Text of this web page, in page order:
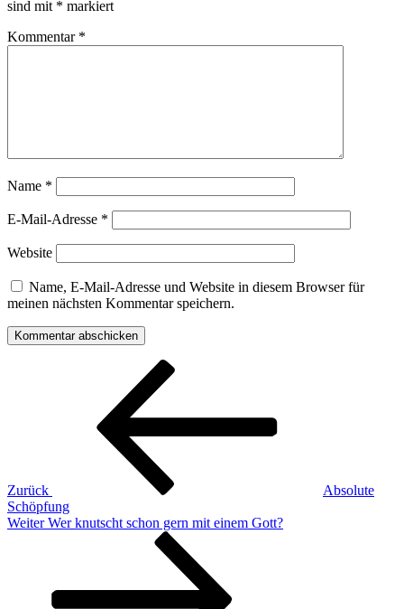
sind mit * markiert
Kommentar *
Name *
E-Mail-Adresse *
Website
Name, E-Mail-Adresse und Website in diesem Browser für
meinen nächsten Kommentar speichern.
Beitragsnavigation
Zurück
Absolute
Schöpfung
Nächster
Weiter Wer knutscht schon gern mit einem Gott?